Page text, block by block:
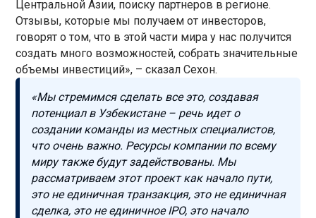
Центральной Азии, поиску партнеров в регионе.
Отзывы, которые мы получаем от инвесторов,
говорят о том, что в этой части мира у нас получится
создать много возможностей, собрать значительные
объемы инвестиций», – сказал Сехон.
«Мы стремимся сделать все это, создавая
потенциал в Узбекистане – речь идет о
создании команды из местных специалистов,
что очень важно. Ресурсы компании по всему
миру также будут задействованы. Мы
рассматриваем этот проект как начало пути,
это не единичная транзакция, это не единичная
сделка, это не единичное IPO, это начало